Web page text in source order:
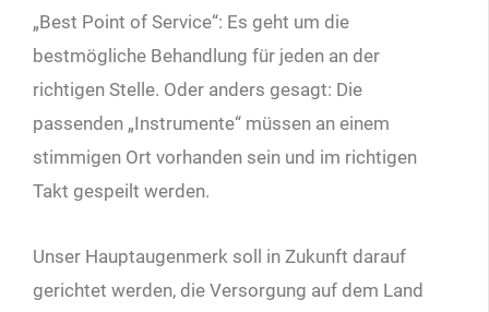
„Best Point of Service“: Es geht um die
bestmögliche Behandlung für jeden an der
richtigen Stelle. Oder anders gesagt: Die
passenden „Instrumente“ müssen an einem
stimmigen Ort vorhanden sein und im richtigen
Takt gespeilt werden.
Unser Hauptaugenmerk soll in Zukunft darauf
gerichtet werden, die Versorgung auf dem Land